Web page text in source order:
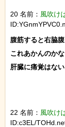
20 名前： 風吹け
腹筋すると右脇
これあかんのかな
肝臓に痛覚はな
22 名前： 風吹け
ID:c3EL/